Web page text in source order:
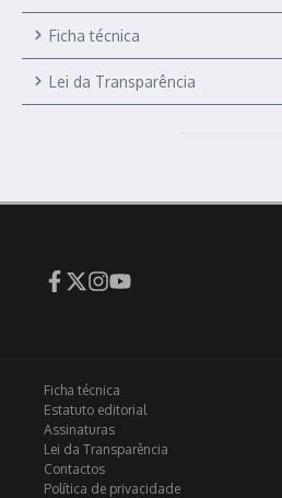
Ficha técnica
Lei da Transparência
Ficha técnica
Estatuto editorial
Assinaturas
Lei da Transparência
Contactos
Política de privacidade